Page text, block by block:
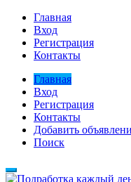
Главная
Вход
Регистрация
Контакты
Главная
Вход
Регистрация
Контакты
Добавить
Поиск